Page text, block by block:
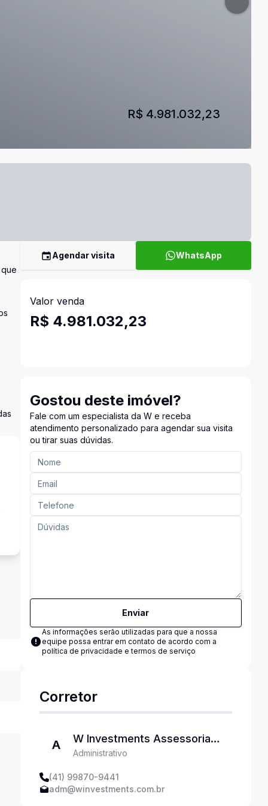
R$ 4.981.032,23
Agendar visita WhatsApp
Valor venda
R$ 4.981.032,23
Gostou deste imóvel?
Fale com um especialista da W e receba
atendimento personalizado para agendar sua visita
ou tirar suas dúvidas.
Enviar
As informações serão utilizadas para que a nossa
equipe possa entrar em contato de acordo com a
política de privacidade e termos de serviço
Corretor
A
W Investments Assessoria
Imobiliária
Administrativo
(41) 99870-9441
adm@winvestments.com.br